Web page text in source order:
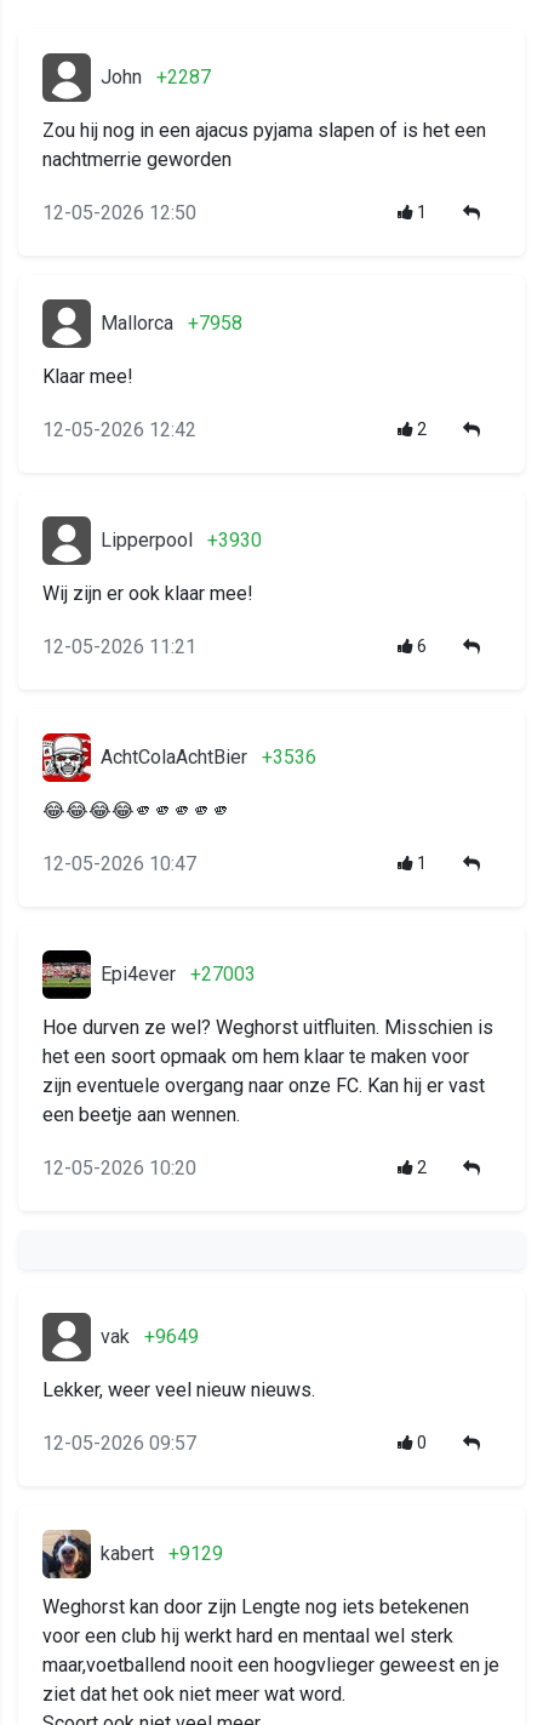
John +2287
Zou hij nog in een ajacus pyjama slapen of is het een
nachtmerrie geworden
12-05-2026 12:50 1
Mallorca +7958
Klaar mee!
12-05-2026 12:42 2
Lipperpool +3930
Wij zijn er ook klaar mee!
12-05-2026 11:21 6
AchtColaAchtBier +3536
😂😂😂😂🫵🫵🫵🫵🫵
12-05-2026 10:47 1
Epi4ever +27003
Hoe durven ze wel? Weghorst uitfluiten. Misschien is
het een soort opmaak om hem klaar te maken voor
zijn eventuele overgang naar onze FC. Kan hij er vast
een beetje aan wennen.
12-05-2026 10:20 2
vak +9649
Lekker, weer veel nieuw nieuws.
12-05-2026 09:57 0
kabert +9129
Weghorst kan door zijn Lengte nog iets betekenen
voor een club hij werkt hard en mentaal wel sterk
maar,voetballend nooit een hoogvlieger geweest en je
ziet dat het ook niet meer wat word.